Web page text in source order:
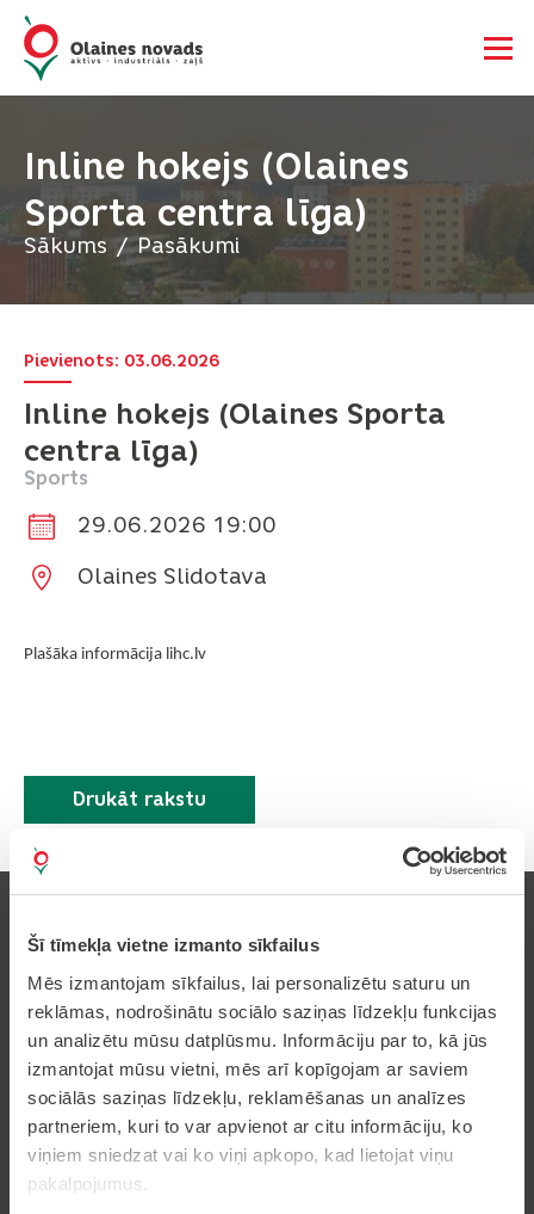
Šī tīmekļa vietne izmanto sīkfailus
Mēs izmantojam sīkfailus, lai personalizētu saturu un
reklāmas, nodrošinātu sociālo saziņas līdzekļu funkcijas
un analizētu mūsu datplūsmu. Informāciju par to, kā jūs
izmantojat mūsu vietni, mēs arī kopīgojam ar saviem
sociālās saziņas līdzekļu, reklamēšanas un analīzes
partneriem, kuri to var apvienot ar citu informāciju, ko
viņiem sniedzat vai ko viņi apkopo, kad lietojat viņu
pakalpojumus.
Inline hokejs (Olaines
Sporta centra līga)
Sākums Pasākumi
Inline hokejs (Olaines Sporta
centra līga)
Pievienots: 03.06.2026
Sports
29.06.2026 19:00
Olaines Slidotava
Plašāka informācija lihc.lv
Drukāt rakstu
Pierakstīties uz avīzi
Pakalpojumi
Dzīvesvietas deklarēšana